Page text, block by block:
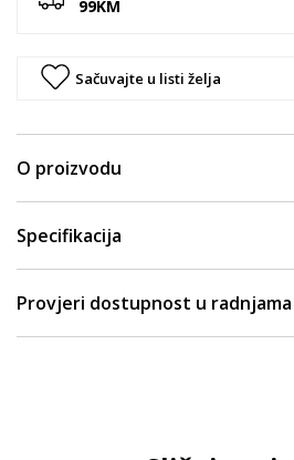
99KM
Sačuvajte u listi želja
O proizvodu
Specifikacija
Provjeri dostupnost u radnjama